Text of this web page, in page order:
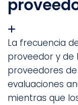
La frecuencia
proveedor y de
proveedores
evaluaciones
mientras que